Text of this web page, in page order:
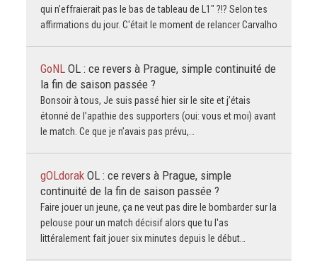
qui n’effraierait pas le bas de tableau de L1" ?!? Selon tes
affirmations du jour. C'était le moment de relancer Carvalho
GoNL OL : ce revers à Prague, simple continuité de
la fin de saison passée ?
Bonsoir à tous, Je suis passé hier sir le site et j’étais
étonné de l’apathie des supporters (oui: vous et moi) avant
le match. Ce que je n’avais pas prévu,…
gOLdorak OL : ce revers à Prague, simple
continuité de la fin de saison passée ?
Faire jouer un jeune, ça ne veut pas dire le bombarder sur la
pelouse pour un match décisif alors que tu l'as
littéralement fait jouer six minutes depuis le début…